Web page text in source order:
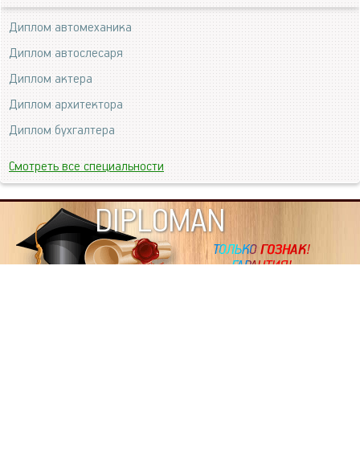
Диплом автомеханика
Диплом автослесаря
Диплом актера
Диплом архитектора
Диплом бухгалтера
Смотреть все специальности
DIPLOMAN